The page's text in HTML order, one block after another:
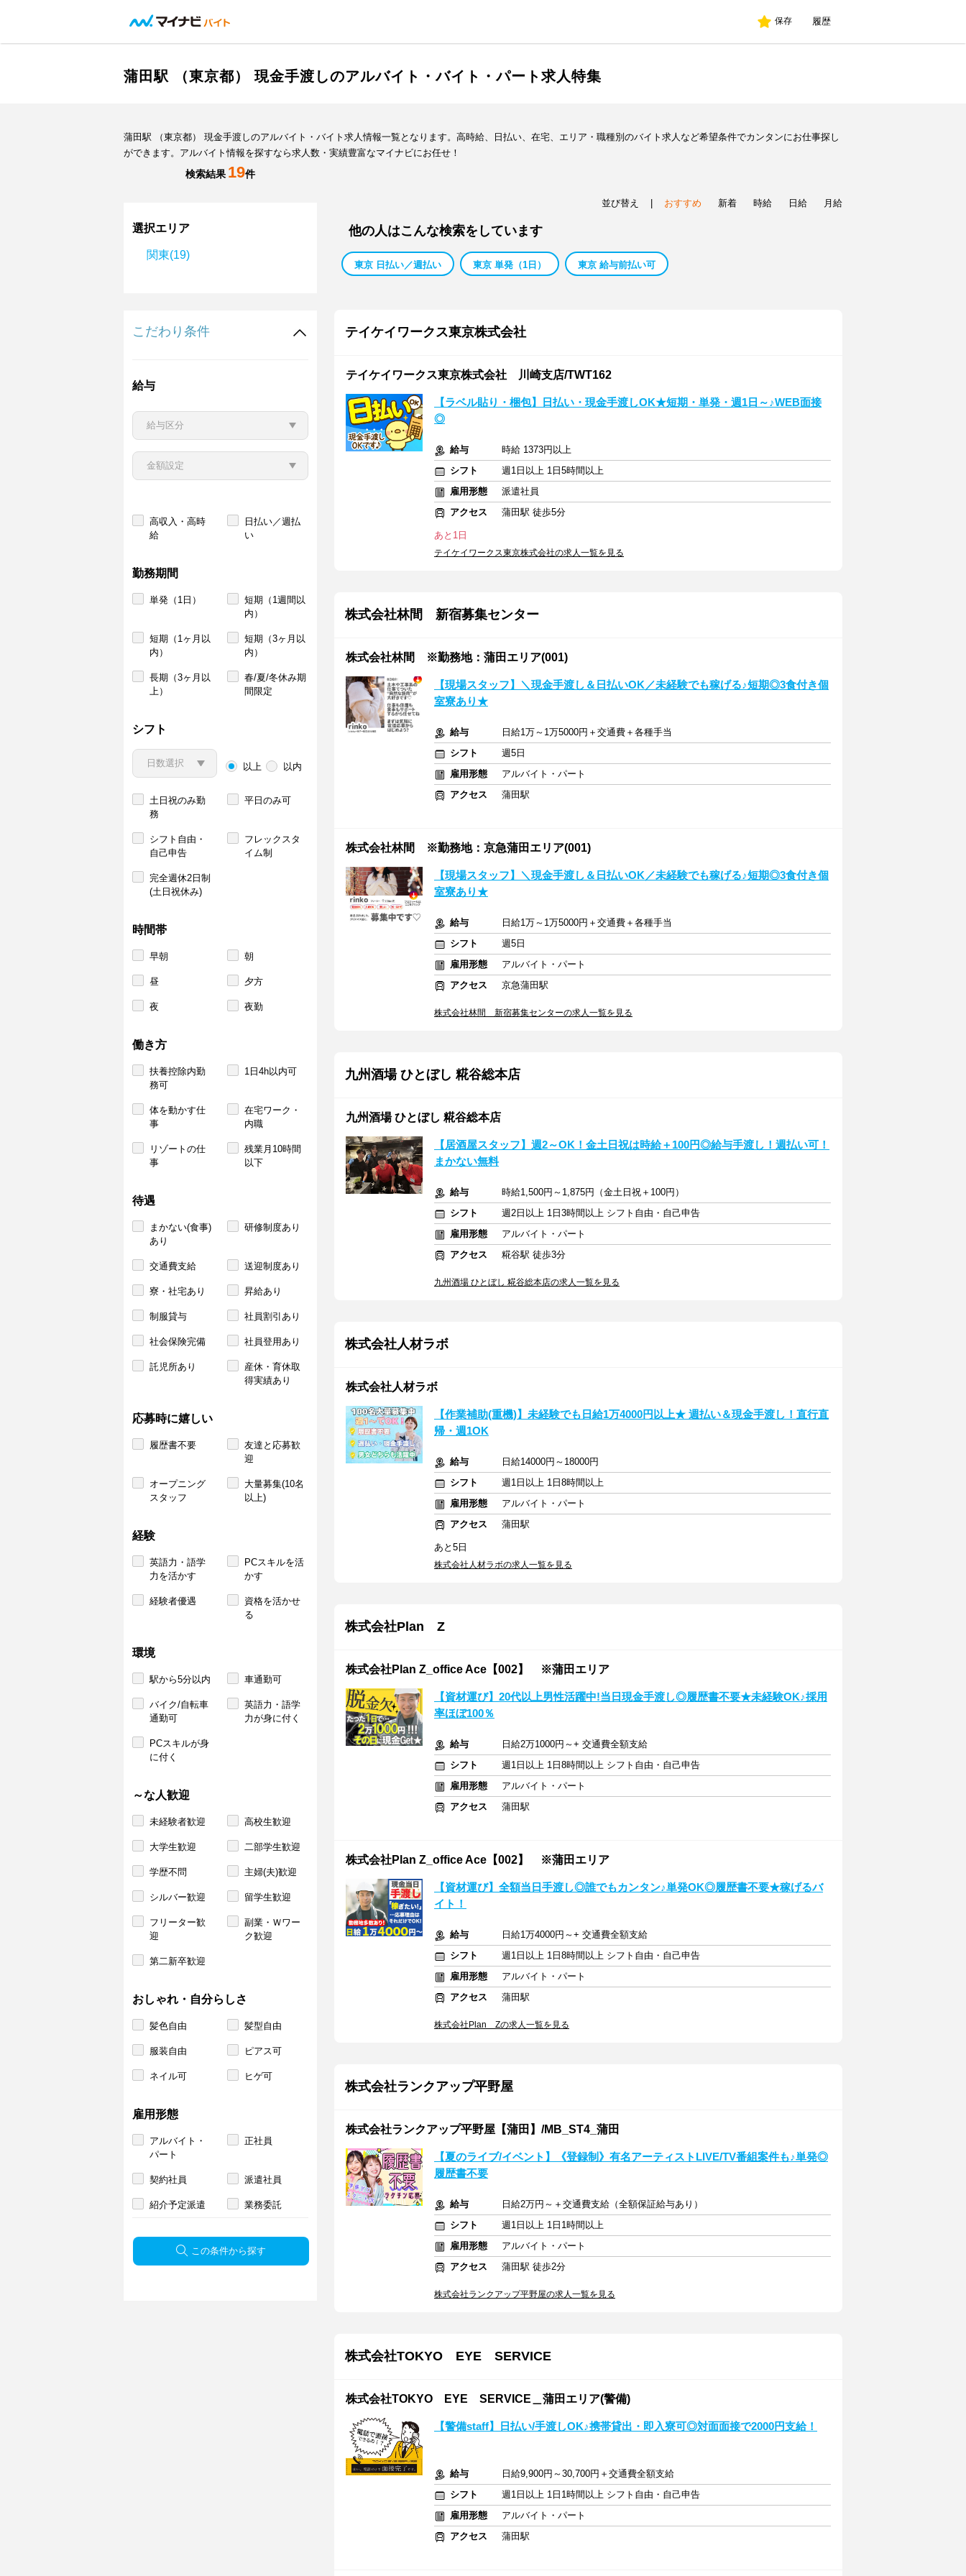
保存 履歴
蒲田駅 （東京都） 現金手渡しのアルバイト・バイト・パート求人特集
蒲田駅 （東京都） 現金手渡しのアルバイト・バイト求人情報一覧となります。高時給、日払い、在宅、エリア・職種別のバイト求人など希望条件でカンタンにお仕事探し
ができます。アルバイト情報を探すなら求人数・実績豊富なマイナビにお任せ！
検索結果 19件
選択エリア
関東(19)
こだわり条件
給与
高収入・高時
給
日払い／週払
い
勤務期間
単発（1日）
短期（1週間以
内）
短期（1ヶ月以
内）
短期（3ヶ月以
内）
長期（3ヶ月以
上）
春/夏/冬休み期
間限定
シフト
以上 以内
土日祝のみ勤
務
平日のみ可
シフト自由・
自己申告
フレックスタ
イム制
完全週休2日制
(土日祝休み)
時間帯
早朝 朝
昼 夕方
夜 夜勤
働き方
扶養控除内勤
務可
1日4h以内可
体を動かす仕
事
在宅ワーク・
内職
リゾートの仕
事
残業月10時間
以下
待遇
まかない(食事)
あり
研修制度あり
交通費支給 送迎制度あり
寮・社宅あり 昇給あり
制服貸与 社員割引あり
社会保険完備 社員登用あり
託児所あり
産休・育休取
得実績あり
応募時に嬉しい
履歴書不要
友達と応募歓
迎
オープニング
スタッフ
大量募集(10名
以上)
経験
英語力・語学
力を活かす
PCスキルを活
かす
経験者優遇
資格を活かせ
る
環境
駅から5分以内 車通勤可
バイク/自転車
通勤可
英語力・語学
力が身に付く
PCスキルが身
に付く
～な人歓迎
未経験者歓迎 高校生歓迎
大学生歓迎 二部学生歓迎
学歴不問 主婦(夫)歓迎
シルバー歓迎 留学生歓迎
フリーター歓
迎
副業・Ｗワー
ク歓迎
第二新卒歓迎
おしゃれ・自分らしさ
髪色自由 髪型自由
服装自由 ピアス可
ネイル可 ヒゲ可
雇用形態
アルバイト・
パート
正社員
契約社員 派遣社員
紹介予定派遣 業務委託
この条件から探す
並び替え おすすめ 新着 時給 日給 月給
他の人はこんな検索をしています
東京 日払い／週払い 東京 単発（1日） 東京 給与前払い可
テイケイワークス東京株式会社
テイケイワークス東京株式会社 川崎支店/TWT162
【ラベル貼り・梱包】日払い・現金手渡しOK★短期・単発・週1日～♪WEB面接
◎
給与
時給 1373円以上
シフト
週1日以上 1日5時間以上
雇用形態
派遣社員
アクセス
蒲田駅 徒歩5分
あと1日
テイケイワークス東京株式会社の求人一覧を見る
株式会社林間 新宿募集センター
株式会社林間 ※勤務地：蒲田エリア(001)
【現場スタッフ】＼現金手渡し＆日払いOK／未経験でも稼げる♪短期◎3食付き個
室寮あり★
給与
日給1万～1万5000円＋交通費＋各種手当
シフト
週5日
雇用形態
アルバイト・パート
アクセス
蒲田駅
株式会社林間 ※勤務地：京急蒲田エリア(001)
【現場スタッフ】＼現金手渡し＆日払いOK／未経験でも稼げる♪短期◎3食付き個
室寮あり★
給与
日給1万～1万5000円＋交通費＋各種手当
シフト
週5日
雇用形態
アルバイト・パート
アクセス
京急蒲田駅
株式会社林間 新宿募集センターの求人一覧を見る
九州酒場 ひとぼし 糀谷総本店
九州酒場 ひとぼし 糀谷総本店
【居酒屋スタッフ】週2～OK！金土日祝は時給＋100円◎給与手渡し！週払い可！
まかない無料
給与
時給1,500円～1,875円（金土日祝＋100円）
シフト
週2日以上 1日3時間以上 シフト自由・自己申告
雇用形態
アルバイト・パート
アクセス
糀谷駅 徒歩3分
九州酒場 ひとぼし 糀谷総本店の求人一覧を見る
株式会社人材ラボ
株式会社人材ラボ
【作業補助(重機)】未経験でも日給1万4000円以上★ 週払い＆現金手渡し！直行直
帰・週1OK
給与
日給14000円～18000円
シフト
週1日以上 1日8時間以上
雇用形態
アルバイト・パート
アクセス
蒲田駅
あと5日
株式会社人材ラボの求人一覧を見る
株式会社Plan Z
株式会社Plan Z_office Ace【002】 ※蒲田エリア
【資材運び】20代以上男性活躍中!当日現金手渡し◎履歴書不要★未経験OK♪採用
率ほぼ100％
給与
日給2万1000円～+ 交通費全額支給
シフト
週1日以上 1日8時間以上 シフト自由・自己申告
雇用形態
アルバイト・パート
アクセス
蒲田駅
株式会社Plan Z_office Ace【002】 ※蒲田エリア
【資材運び】全額当日手渡し◎誰でもカンタン♪単発OK◎履歴書不要★稼げるバ
イト！
給与
日給1万4000円～+ 交通費全額支給
シフト
週1日以上 1日8時間以上 シフト自由・自己申告
雇用形態
アルバイト・パート
アクセス
蒲田駅
株式会社Plan Zの求人一覧を見る
株式会社ランクアップ平野屋
株式会社ランクアップ平野屋【蒲田】/MB_ST4_蒲田
【夏のライブ/イベント】《登録制》有名アーティストLIVE/TV番組案件も♪単発◎
履歴書不要
給与
日給2万円～＋交通費支給（全額保証給与あり）
シフト
週1日以上 1日1時間以上
雇用形態
アルバイト・パート
アクセス
蒲田駅 徒歩2分
株式会社ランクアップ平野屋の求人一覧を見る
株式会社TOKYO EYE SERVICE
株式会社TOKYO EYE SERVICE＿蒲田エリア(警備)
【警備staff】日払い/手渡しOK♪携帯貸出・即入寮可◎対面面接で2000円支給！
給与
日給9,900円～30,700円＋交通費全額支給
シフト
週1日以上 1日1時間以上 シフト自由・自己申告
雇用形態
アルバイト・パート
アクセス
蒲田駅